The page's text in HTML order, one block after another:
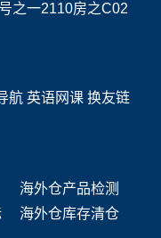
之一2110房之C02
航 英语网课 换友链
海外仓产品检测
海外仓库存清仓